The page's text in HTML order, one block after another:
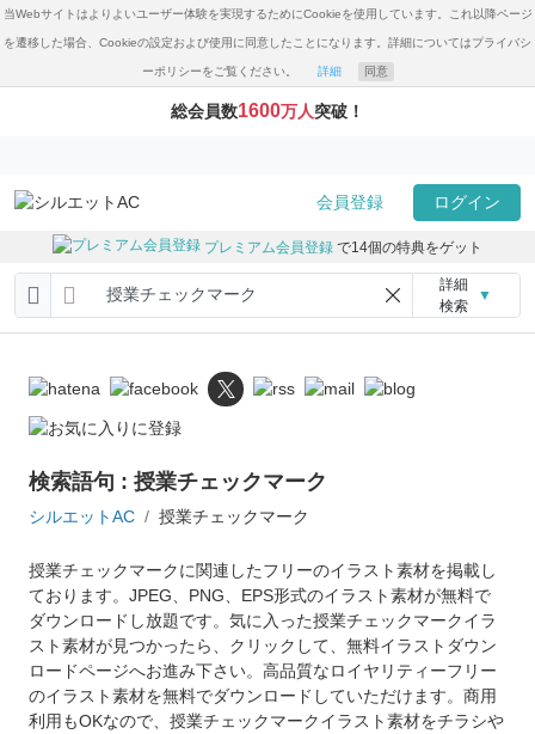
当Webサイトはよりよいユーザー体験を実現するためにCookieを使用しています。これ以降ページ
を遷移した場合、Cookieの設定および使用に同意したことになります。詳細についてはプライバシ
ーポリシーをご覧ください。 詳細 同意
総会員数1600万人突破！
会員登録 ログイン
プレミアム会員登録 で14個の特典をゲット
詳細
検索
▼
検索語句 : 授業チェックマーク
シルエットAC 授業チェックマーク
授業チェックマークに関連したフリーのイラスト素材を掲載し
ております。JPEG、PNG、EPS形式のイラスト素材が無料で
ダウンロードし放題です。気に入った授業チェックマークイラ
スト素材が見つかったら、クリックして、無料イラストダウン
ロードページへお進み下さい。高品質なロイヤリティーフリー
のイラスト素材を無料でダウンロードしていただけます。商用
利用もOKなので、授業チェックマークイラスト素材をチラシや